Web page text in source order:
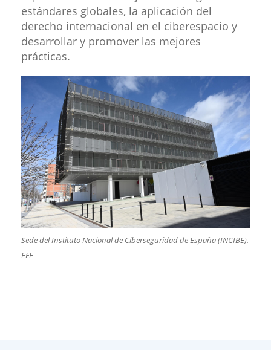
estándares globales, la aplicación del
derecho internacional en el ciberespacio y
desarrollar y promover las mejores
prácticas.
Sede del Instituto Nacional de Ciberseguridad de España (INCIBE).
EFE